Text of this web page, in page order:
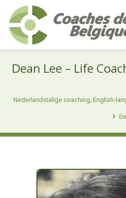
Dean Lee – Life
Nederlandstalige coaching, English-